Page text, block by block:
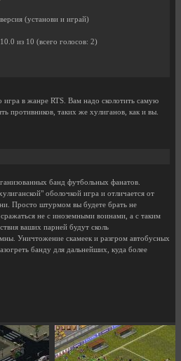
(установи и играй)
10.0 из 10 (всего голосов: 2)
игра в жанре RTS. Вам надо сколотить самую
противников, таких же хулиганов, как и вы.
банд футбольных фанатов.
оболочкой игра и отличается от
Просто штурмом вы будете брать не
не с иноземными воинами, а с таким
ваших парней будут сколь
Уничтожение скамеек и разгром автобусных
банду для дальнейших, куда более